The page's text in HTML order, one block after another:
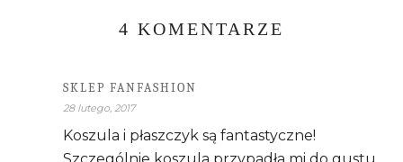
4 KOMENTARZE
SKLEP FANFASHION
28 lutego, 2017
Koszula i płaszczyk są fantastyczne!